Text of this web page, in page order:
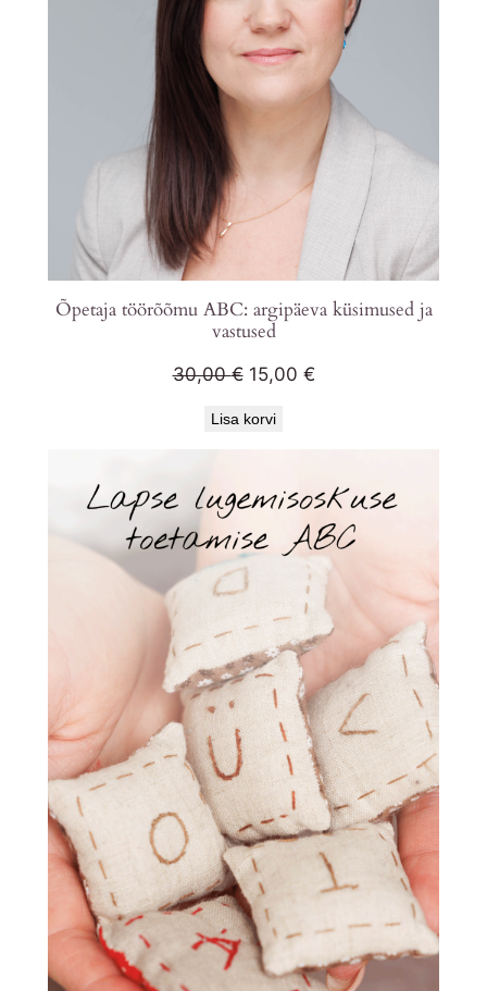
Õpetaja töörõõmu ABC: argipäeva küsimused ja
vastused
30,00€ Algne
oli:
15,00 €Praegune
Lisa korvi